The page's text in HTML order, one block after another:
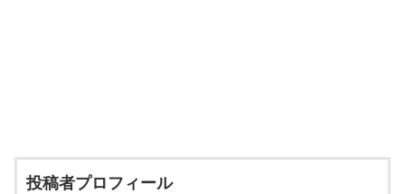
投稿者プロフィール